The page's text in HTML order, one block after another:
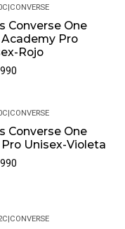
|CONVERSE
Converse One
Pro
Rojo
|CONVERSE
Converse One
Unisex-Violeta
|CONVERSE